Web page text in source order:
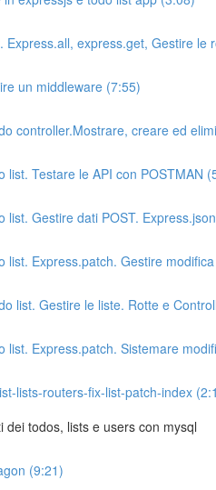
Express.all, express.get, Gestire le
un middleware (7:55)
controller.Mostrare, creare ed
list. Testare le API con POSTMAN
list. Gestire dati POST.
list. Express.patch. Gestire
list. Gestire le liste. Rotte e
list. Express.patch. Sistemare
lists-routers-fix-list-patch-index
dei todos, lists e users con mysql
(9:21)